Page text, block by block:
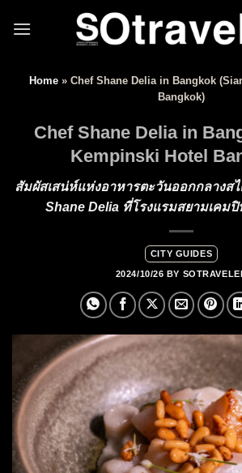
Home» Chef Shane Delia in Bangkok
Bangkok)
Chef Shane Delia in
Kempinski Hotel
สัมผัสเสน่ห์แห่งอาหารตะวันออกกลางส
Shane Delia ที่โรงแรมสยามเคมปิ
CITY GUIDES
2024/10/26 BY